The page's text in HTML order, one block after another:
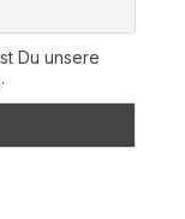
Du unsere